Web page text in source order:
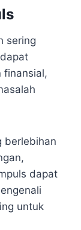
sering
finansial,
berlebihan
dapat
untuk